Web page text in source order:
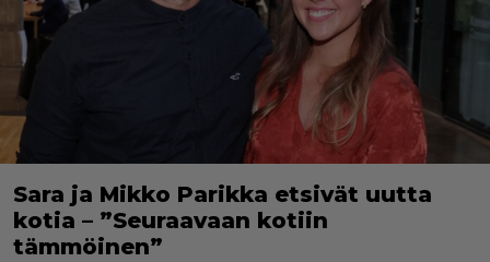
Sara ja Mikko Parikka etsivät uutta
kotia – ”Seuraavaan kotiin
tämmöinen”